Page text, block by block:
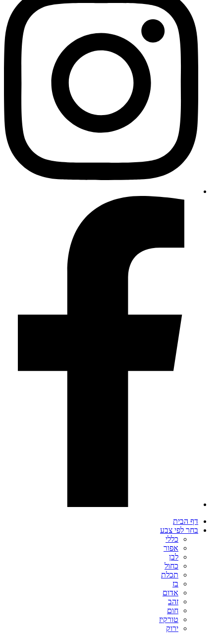
דף הבית
בחר לפי צבע
כללי
אפור
לבן
כחול
תכלת
בז
אדום
זהב
חום
טורקיז
ירוק